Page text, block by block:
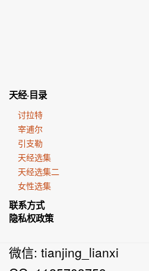
天经·目录
讨拉特
宰逋尔
引支勒
天经选集
天经选集二
女性选集
联系方式
隐私权政策
微信: tianjing_lianxi